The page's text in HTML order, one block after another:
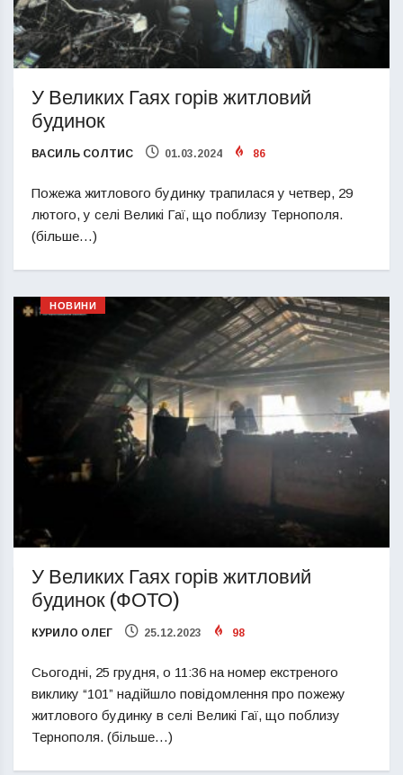
У Великих Гаях горів житловий
будинок
ВАСИЛЬ СОЛТИС 01.03.2024 86
Пожежа житлового будинку трапилася у четвер, 29
лютого, у селі Великі Гаї, що поблизу Тернополя.
(більше…)
НОВИНИ
У Великих Гаях горів житловий
будинок (ФОТО)
КУРИЛО ОЛЕГ 25.12.2023 98
Сьогодні, 25 грудня, о 11:36 на номер екстреного
виклику “101” надійшло повідомлення про пожежу
житлового будинку в селі Великі Гаї, що поблизу
Тернополя. (більше…)